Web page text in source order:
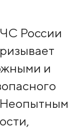
России
и
Неопытным